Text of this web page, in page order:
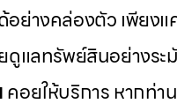
อย่างคล่องตัว เพียง
แลทรัพย์สินอย่างระ
คอยให้บริการ หากท่